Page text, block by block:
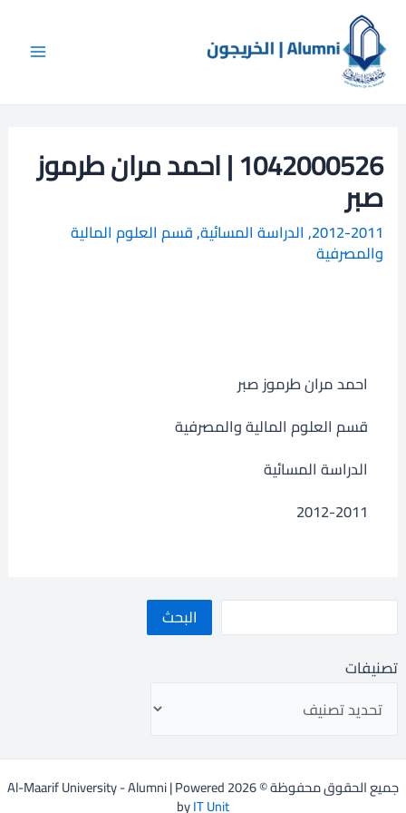
المحتوى
البحث
تصنيفات
1042000526 | احمد مران طرموز
صبر
2012-2011
, الدراسة المسائية,قسم العلوم المالية
والمصرفية
احمد مران طرموز صبر
قسم العلوم المالية والمصرفية
الدراسة المسائية
2012-2011
جميع الحقوق محفوظة © 2026 Al-Maarif University - Alumni | Powered
byIT Unit